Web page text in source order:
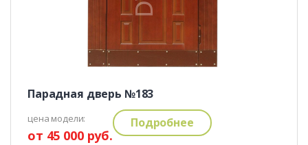
Парадная дверь №183
цена модели:
от 45 000 руб.
Подробнее